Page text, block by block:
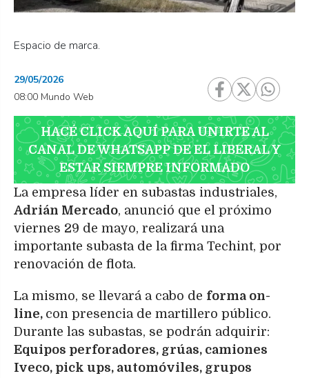
Espacio de marca.
29/05/2026
08:00 Mundo Web
HACÉ CLICK AQUÍ PARA UNIRTE AL
CANAL DE WHATSAPP DE EL LIBERAL Y
ESTAR SIEMPRE INFORMADO
La empresa líder en subastas industriales,
Adrián Mercado, anunció que el próximo
viernes 29 de mayo, realizará una
importante subasta de la firma Techint, por
renovación de flota.
La mismo, se llevará a cabo de forma on-
line, con presencia de martillero público.
Durante las subastas, se podrán adquirir:
Equipos perforadores, grúas, camiones
Iveco, pick ups, automóviles, grupos